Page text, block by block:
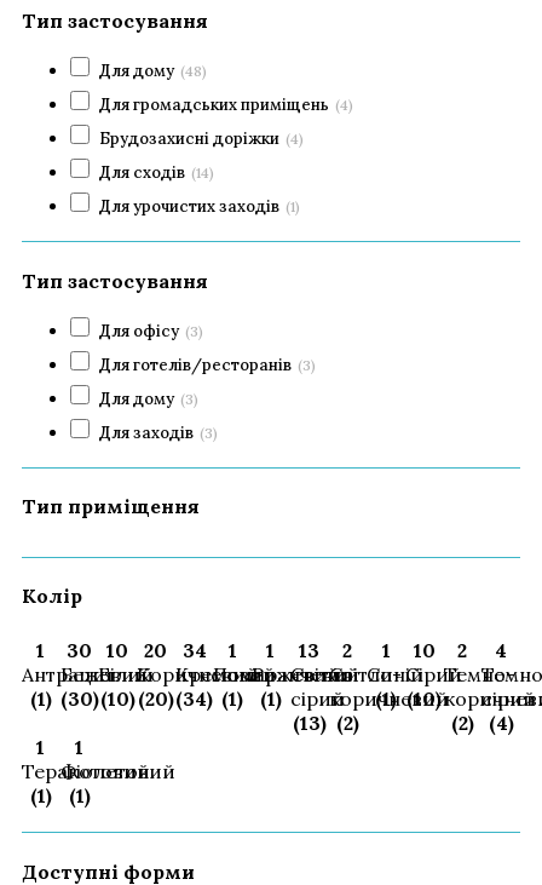
Тип застосування
Для дому (48)
Для громадських приміщень (4)
Брудозахисні доріжки (4)
Для сходів (14)
Для урочистих заходів (1)
Тип застосування
Для офісу (3)
Для готелів/ресторанів (3)
Для дому (3)
Для заходів (3)
Тип приміщення
Колір
1
Антрацит
(1)
30
Бежевий
(30)
10
Білий
(10)
20
Коричневий
(20)
34
Кремовий
(34)
1
Помаранчевий
(1)
1
Рожевий
(1)
13
Світло
сірий
(13)
2
Світло-
коричневий
(2)
1
Синій
(1)
10
Сірий
(10)
2
Темно-
(2)
4
сірий
(4)
1
Теракотовий
(1)
1
Фіолетовий
(1)
Доступні форми